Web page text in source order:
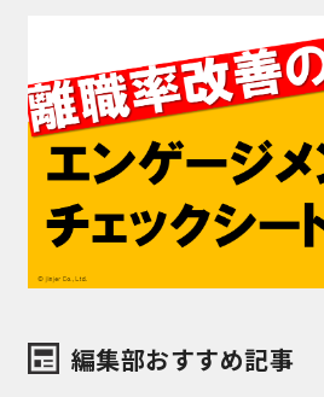
編集部おすすめ記事